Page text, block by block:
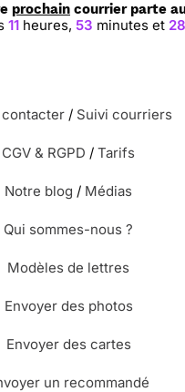
prochain courrier parte
11 heures, 53 minutes et 28
contacter / Suivi courriers
CGV & RGPD / Tarifs
Notre blog / Médias
Qui sommes-nous ?
Modèles de lettres
Envoyer des photos
Envoyer des cartes
un recommandé